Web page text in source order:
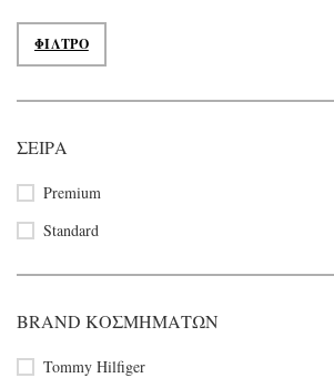
Ελάχιστη τιμή
Μέγιστη τιμή
ΦΊΛΤΡΟ
ΣΕΙΡΆ
Premium
Standard
BRAND ΚΟΣΜΗΜΆΤΩΝ
Tommy Hilfiger